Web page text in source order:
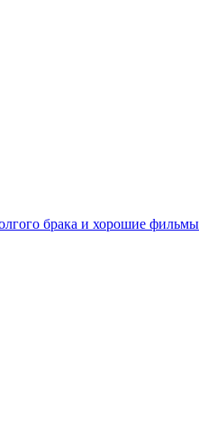
брака и хорошие фильмы